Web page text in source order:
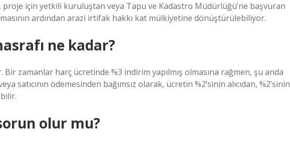
proje için yetkili kuruluştan veya Tapu ve Kadastro Müdürlüğü’ne başvuran
ardından arazi irtifak hakkı kat mülkiyetine dönüştürülebiliyor.
ne kadar?
Bir zamanlar harç ücretinde %3 indirim yapılmış olmasına rağmen, şu anda
satıcının ödemesinden bağımsız olarak, ücretin %2’sinin alıcıdan, %2’sinin
olur mu?